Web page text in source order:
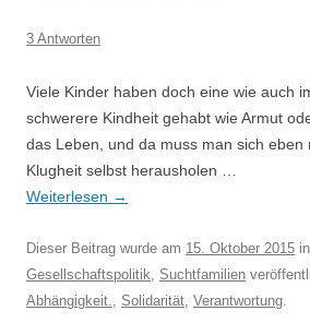
3 Antworten
Viele Kinder haben doch eine wie auch
schwerere Kindheit gehabt wie Armut
das Leben, und da muss man sich eben
Klugheit selbst herausholen …
Weiterlesen →
Dieser Beitrag wurde am 15. Oktober 2015 in
Gesellschaftspolitik, Suchtfamilien
Abhängigkeit., Solidarität, Verantwortung.